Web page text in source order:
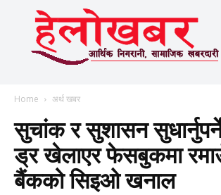
Home अर्थ खबर
सुचांक र सुशासन
ड्र खेलाएर फेसबुकमा
बैंकको सिइओ खनाल